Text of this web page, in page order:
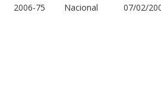
2006-75 Nacional 07/02/